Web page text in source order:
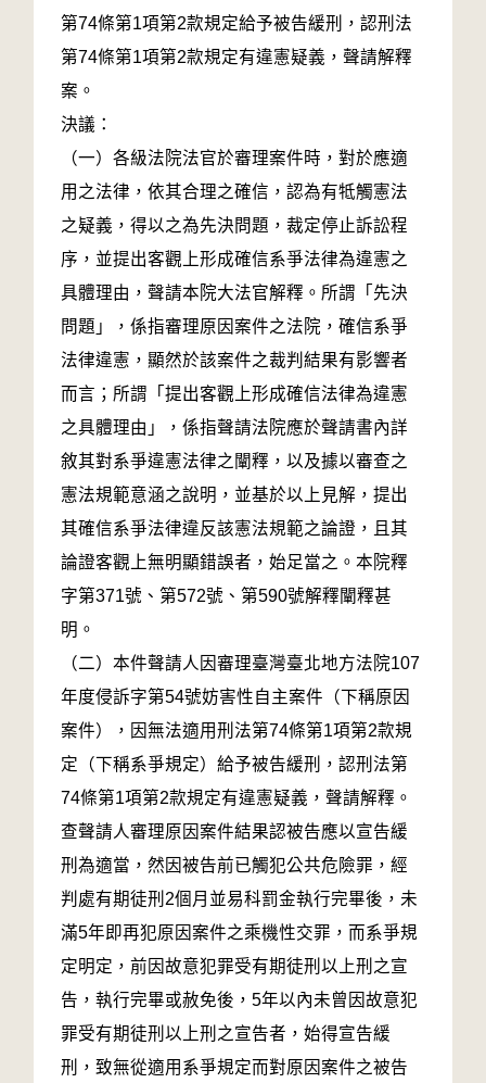
第74條第1項第2款規定給予被告緩刑，認刑法
第74條第1項第2款規定有違憲疑義，聲請解釋
案。
決議：
（一）各級法院法官於審理案件時，對於應適
用之法律，依其合理之確信，認為有牴觸憲法
之疑義，得以之為先決問題，裁定停止訴訟程
序，並提出客觀上形成確信系爭法律為違憲之
具體理由，聲請本院大法官解釋。所謂「先決
問題」，係指審理原因案件之法院，確信系爭
法律違憲，顯然於該案件之裁判結果有影響者
而言；所謂「提出客觀上形成確信法律為違憲
之具體理由」，係指聲請法院應於聲請書內詳
敘其對系爭違憲法律之闡釋，以及據以審查之
憲法規範意涵之說明，並基於以上見解，提出
其確信系爭法律違反該憲法規範之論證，且其
論證客觀上無明顯錯誤者，始足當之。本院釋
字第371號、第572號、第590號解釋闡釋甚
明。
（二）本件聲請人因審理臺灣臺北地方法院107
年度侵訴字第54號妨害性自主案件（下稱原因
案件），因無法適用刑法第74條第1項第2款規
定（下稱系爭規定）給予被告緩刑，認刑法第
74條第1項第2款規定有違憲疑義，聲請解釋。
查聲請人審理原因案件結果認被告應以宣告緩
刑為適當，然因被告前已觸犯公共危險罪，經
判處有期徒刑2個月並易科罰金執行完畢後，未
滿5年即再犯原因案件之乘機性交罪，而系爭規
定明定，前因故意犯罪受有期徒刑以上刑之宣
告，執行完畢或赦免後，5年以內未曾因故意犯
罪受有期徒刑以上刑之宣告者，始得宣告緩
刑，致無從適用系爭規定而對原因案件之被告